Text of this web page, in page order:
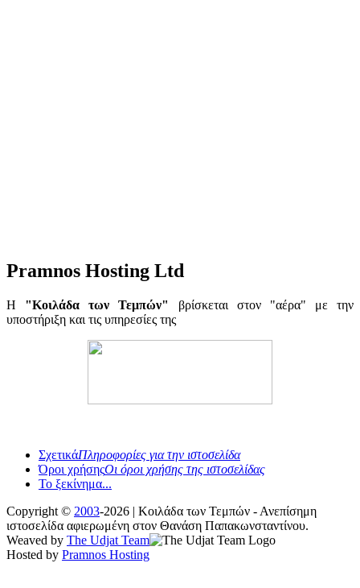
Pramnos Hosting Ltd
Η "Κοιλάδα των Τεμπών"
βρίσκεται στον "αέρα" με την
υποστήριξη και τις υπηρεσίες της
ΣχετικάΠληροφορίες για την ιστοσελίδα
Όροι χρήσηςΟι όροι χρήσης της ιστοσελίδας
Το ξεκίνημα...
Copyright © 2003-2026 | Κοιλάδα των Τεμπών - Ανεπίσημη
ιστοσελίδα αφιερωμένη στον Θανάση Παπακωνσταντίνου.
Weaved by The Udjat Team
Hosted by Pramnos Hosting